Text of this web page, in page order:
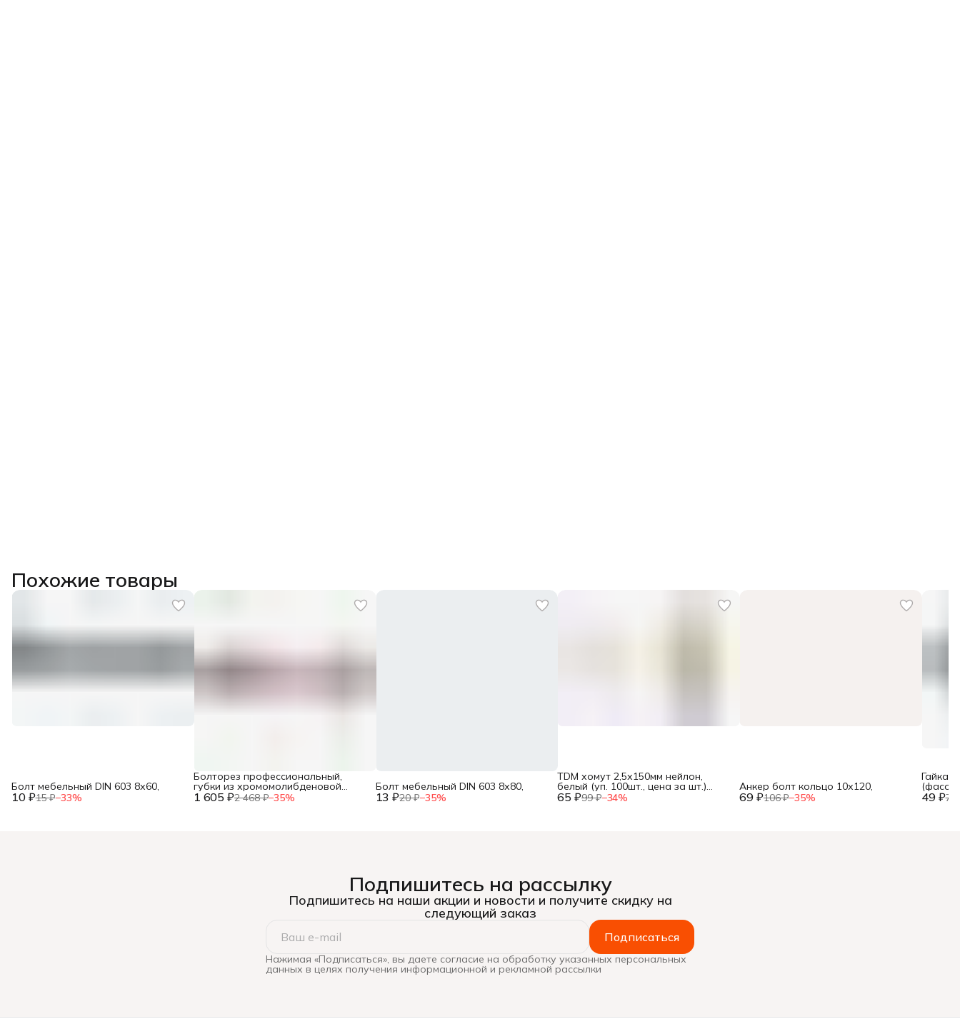
Похожие товары
10 ₽15 ₽−33%
Болт мебельный DIN 603 8х60,
1 605 ₽2 468 ₽−35%
Болторез профессиональный,
губки из хромомолибденовой
стали, 600 мм/24”, ЗУБР, 13 ₽20 ₽−35%
Болт мебельный DIN 603 8х80,
65 ₽99 ₽−34%
TDM хомут 2,5х150мм нейлон,
белый (уп. 100шт., цена за шт.)
SQ0515-0113, 69 ₽106 ₽−35%
Анкер болт кольцо 10х120,
49 ₽74
Гайка
Подпишитесь на рассылку
Подпишитесь на наши акции и новости и получите скидку на
следующий заказ
Подписаться
Нажимая «Подписаться», вы даете согласие на обработку указанных персональных
данных в целях получения информационной и рекламной рассылки